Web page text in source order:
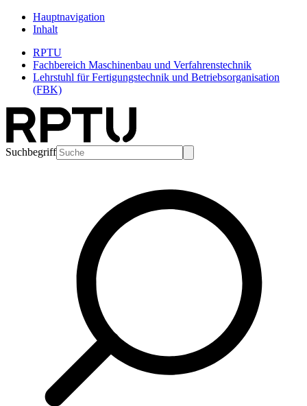
Hauptnavigation
Inhalt
RPTU
Fachbereich Maschinenbau und Verfahrenstechnik
Lehrstuhl für Fertigungstechnik und Betriebsorganisation
(FBK)
Suchbegriff